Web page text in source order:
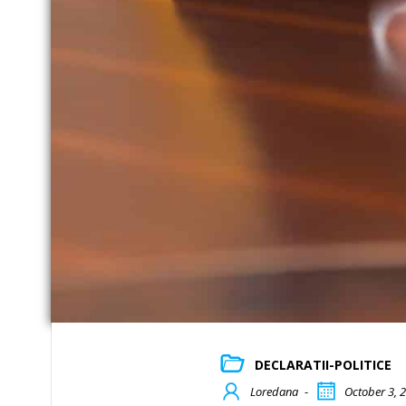
DECLARATII-POLITICE
Loredana - October 3,